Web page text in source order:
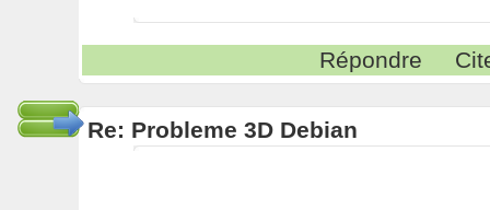
Répondre
Re: Probleme 3D Debian